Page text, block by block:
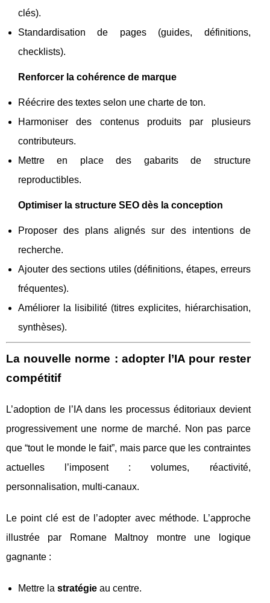
clés).
Standardisation de pages (guides, définitions,
checklists).
Renforcer la cohérence de marque
Réécrire des textes selon une charte de ton.
Harmoniser des contenus produits par plusieurs
contributeurs.
Mettre en place des gabarits de structure
reproductibles.
Optimiser la structure SEO dès la conception
Proposer des plans alignés sur des intentions de
recherche.
Ajouter des sections utiles (définitions, étapes, erreurs
fréquentes).
Améliorer la lisibilité (titres explicites, hiérarchisation,
synthèses).
La nouvelle norme : adopter l’IA pour rester
compétitif
L’adoption de l’IA dans les processus éditoriaux devient
progressivement une norme de marché. Non pas parce
que “tout le monde le fait”, mais parce que les contraintes
actuelles l’imposent : volumes, réactivité,
personnalisation, multi-canaux.
Le point clé est de l’adopter avec méthode. L’approche
illustrée par Romane Maltnoy montre une logique
gagnante :
Mettre la stratégie au centre.